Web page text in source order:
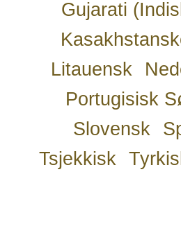
Gujarati
Litauensk
Portugisisk
Slovensk
Tsjekkisk